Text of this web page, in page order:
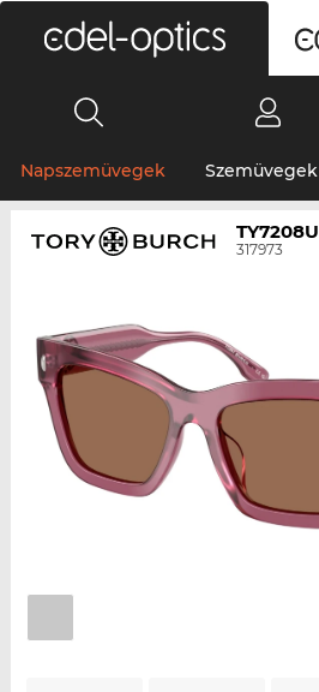
Napszemüvegek Szemüvegek
TY7208U
317973